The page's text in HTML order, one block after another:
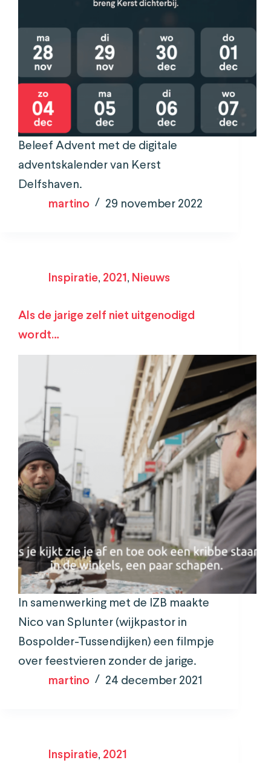
Beleef Advent met de digitale
adventskalender van Kerst
Delfshaven.
martino 29 november 2022
Inspiratie, 2021 , Nieuws
Als de jarige zelf niet uitgenodigd
wordt…
In samenwerking met de IZB maakte
Nico van Splunter (wijkpastor in
Bospolder-Tussendijken) een filmpje
over feestvieren zonder de jarige.
martino 24 december 2021
Inspiratie, 2021